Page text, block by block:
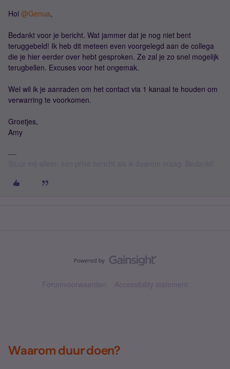
Hoi @Genua,
Bedankt voor je bericht. Wat jammer dat je nog niet bent
teruggebeld! Ik heb dit meteen even voorgelegd aan de collega
die je hier eerder over hebt gesproken. Ze zal je zo snel mogelijk
terugbellen. Excuses voor het ongemak.
Wel wil ik je aanraden om het contact via 1 kanaal te houden om
verwarring te voorkomen.
Groetjes,
Amy
Forumvoorwaarden Accessibility statement
Waarom duur doen?